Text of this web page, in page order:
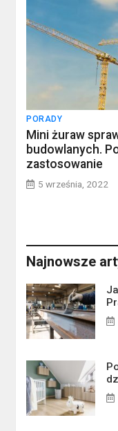
PORADY
Mini żuraw
budowlanych.
zastosowanie
5 września, 2022
Najnowsze